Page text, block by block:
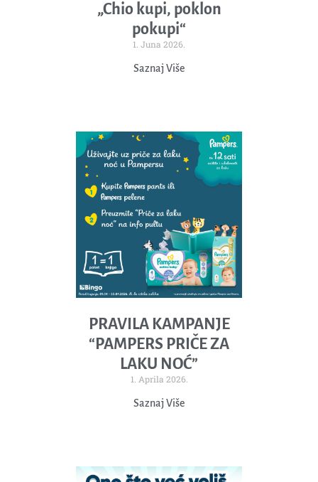
„Chio kupi, poklon
pokupi“
1. Juna 2026.
Saznaj Više
PRAVILA KAMPANJE
“PAMPERS PRIČE ZA
LAKU NOĆ”
1. Aprila 2026.
Saznaj Više